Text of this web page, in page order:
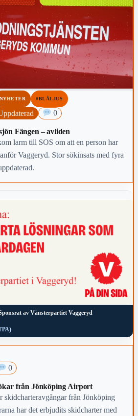
NYHETER #BLÅLJUS
0
Fängen – avliden
larm till SOS om att en person har
Vaggeryd. Stor sökinsats med fyra
av Vänsterpartiet Vaggeryd
0
från Jönköping Airport
skidcharteravgångar från Jönköping
har det erbjudits skidcharter med